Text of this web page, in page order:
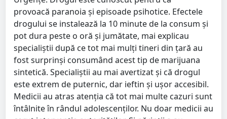
provoacă paranoia şi episoade psihotice. Efectele
drogului se instalează la 10 minute de la consum și
pot dura peste o oră și jumătate, mai explicau
specialiștii după ce tot mai mulți tineri din țară au
fost surprinși consumând acest tip de marijuana
sintetică. Specialiștii au mai avertizat și că drogul
este extrem de puternic, dar ieftin și ușor accesibil.
Medicii au atras atenția că tot mai multe cazuri sunt
întâlnite în rândul adolescenților. Nu doar medicii au